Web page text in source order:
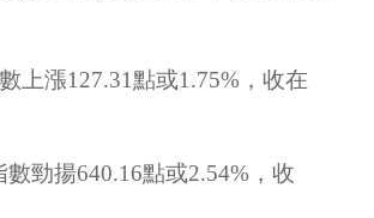
上漲127.31點或1.75%，收在
勁揚640.16點或2.54%，收